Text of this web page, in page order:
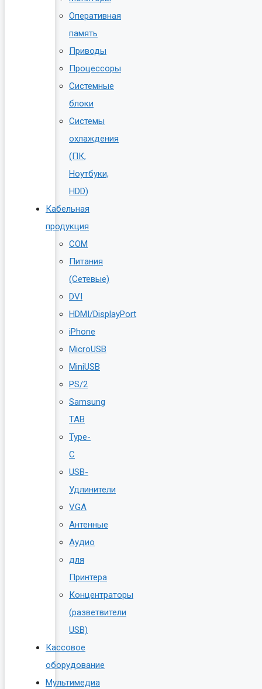
Оперативная
память
Приводы
Процессоры
Системные
блоки
Системы
охлаждения
(ПК,
Ноутбуки,
HDD)
Кабельная
продукция
COM
Питания
(Сетевые)
DVI
HDMI/DisplayPort
iPhone
MicroUSB
MiniUSB
PS/2
Samsung
TAB
Type-
C
USB-
Удлинители
VGA
Антенные
Аудио
для
Принтера
Концентраторы
(разветвители
USB)
Кассовое
оборудование
Мультимедиа